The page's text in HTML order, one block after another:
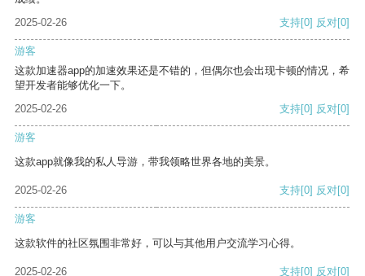
2025-02-26
支持[0] 反对[0]
游客
这款加速器app的加速效果还是不错的，但偶尔也会出现卡顿的情况，希
望开发者能够优化一下。
2025-02-26
支持[0] 反对[0]
游客
这款app就像我的私人导游，带我领略世界各地的美景。
2025-02-26 支持[0] 反对[0]
游客
这款软件的社区氛围非常好，可以与其他用户交流学习心得。
2025-02-26 支持[0] 反对[0]